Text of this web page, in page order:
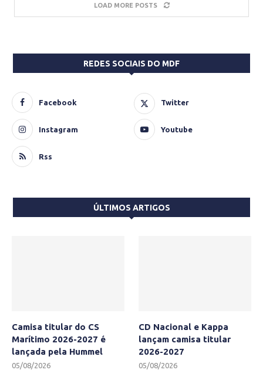
LOAD MORE POSTS
REDES SOCIAIS DO MDF
Facebook Twitter
Instagram Youtube
Rss
ÚLTIMOS ARTIGOS
Camisa titular do CS
Marítimo 2026-2027 é
lançada pela Hummel
05/08/2026
CD Nacional e Kappa
lançam camisa titular
2026-2027
05/08/2026